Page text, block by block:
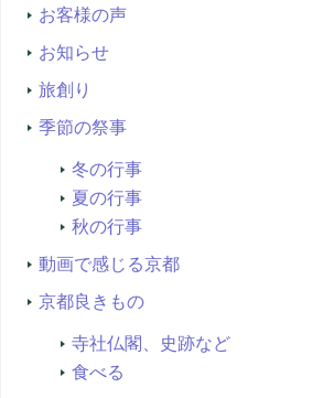
お客様の声
お知らせ
旅創り
季節の祭事
冬の行事
夏の行事
秋の行事
動画で感じる京都
京都良きもの
寺社仏閣、史跡など
食べる